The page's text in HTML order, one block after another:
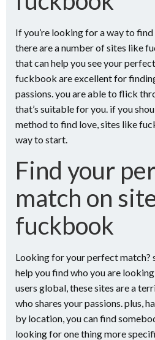
If you’re looking for a way to find
there are a number of sites like
that can help you see your
fuckbook are excellent for
passions. you are able to flick
that’s suitable for you. if you
method to find love, sites like
way to start.
Find your
match on
fuckbook
Looking for your perfect match?
help you find who you are
users global, these sites are a
who shares your passions. plus,
by location, you can find
looking for one thing more